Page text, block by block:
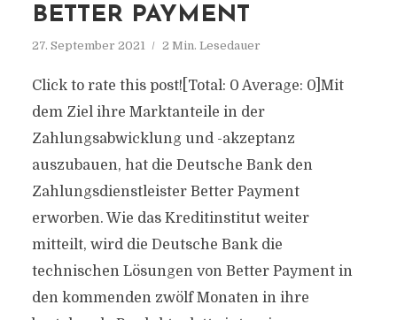
BETTER PAYMENT
27. September 2021 2 Min. Lesedauer
Click to rate this post![Total: 0 Average: 0]Mit
dem Ziel ihre Marktanteile in der
Zahlungsabwicklung und -akzeptanz
auszubauen, hat die Deutsche Bank den
Zahlungsdienstleister Better Payment
erworben. Wie das Kreditinstitut weiter
mitteilt, wird die Deutsche Bank die
technischen Lösungen von Better Payment in
den kommenden zwölf Monaten in ihre